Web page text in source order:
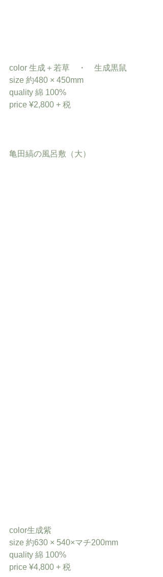
color 生成＋若草　・　生成黒鼠
size 約480 × 450mm
quality 綿 100%
price ¥2,800 + 税
亀田縞の風呂敷（大）
color生成紫
size 約630 × 540×マチ200mm
quality 綿 100%
price ¥4,800 + 税